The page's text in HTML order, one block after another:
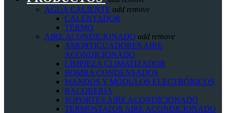
AGUA CALIENTE add remove
CALENTADOR
TERMO
AIRE ACONDICIONADO add remove
AMORTIGUADORES AIRE
ACONDICIONADO
LIMPIEZA CLIMATIZADOR
BOMBA CONDENSADOS
MANDOS Y MÓDULOS ELECTRÓNICOS
RACORERIA
SOPORTES AIRE ACONDICIONADO
TERMOSTATOS AIRE ACONDICIONADO